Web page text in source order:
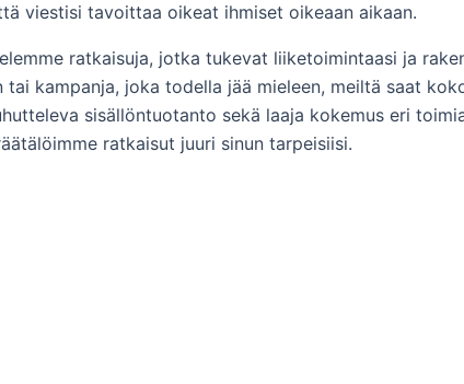
viestisi tavoittaa oikeat ihmiset oikeaan aikaan.
ratkaisuja, jotka tukevat liiketoimintaasi ja
kampanja, joka todella jää mieleen, meiltä saat
sisällöntuotanto sekä laaja kokemus eri
ratkaisut juuri sinun tarpeisiisi.